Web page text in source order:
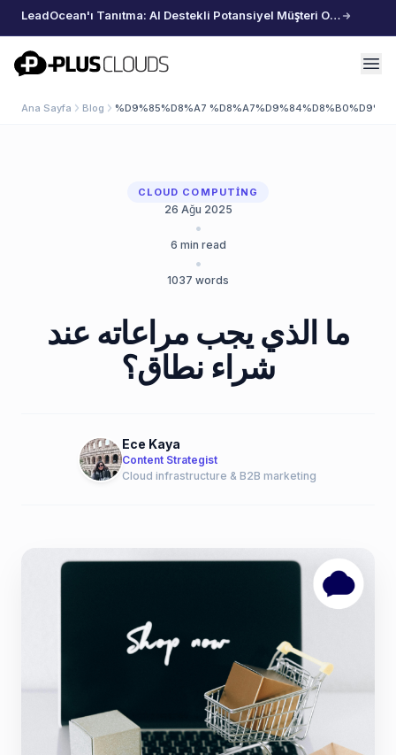
LeadOcean'ı Tanıtma: AI Destekli Potansiyel Müşteri Oluşturma, Özenle Seçilmiş Veriler, Zahmetsiz Büyüme
PlusClouds
Ana Sayfa Blog %D9%85%D8%A7
CLOUD COMPUTING
26 Ağu 2025
•
6 min read
•
1037 words
ما الذي يجب مراعاته عند
شراء نطاق؟
Ece Kaya
Content Strategist
Cloud infrastructure & B2B marketing